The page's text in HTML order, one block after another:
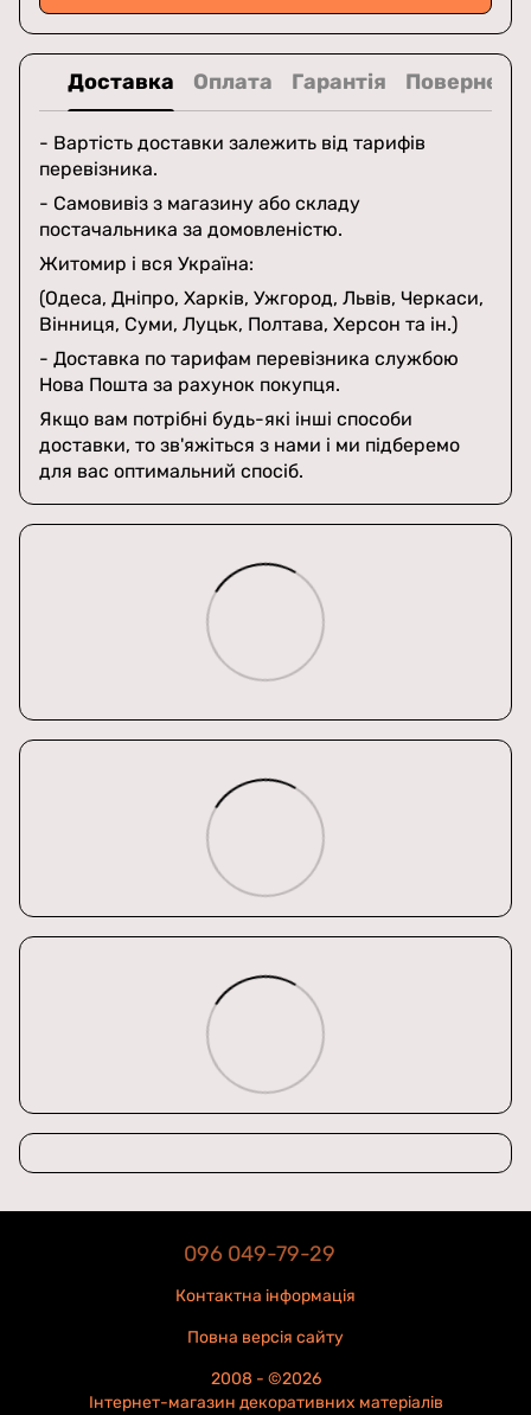
Доставка Оплата Гарантія
- Вартість доставки залежить від тарифів
перевізника.
- Самовивіз з магазину або складу
постачальника за домовленістю.
Житомир і вся Україна:
(Одеса, Дніпро, Харків, Ужгород, Львів, Черкаси,
Вінниця, Суми, Луцьк, Полтава, Херсон та ін.)
- Доставка по тарифам перевізника службою
Нова Пошта за рахунок покупця.
Якщо вам потрібні будь-які інші способи
доставки, то зв'яжіться з нами і ми підберемо
для вас оптимальний спосіб.
096 049-79-29
Контактна інформація
Повна версія сайту
2008 - ©2026
Інтернет-магазин декоративних матеріалів